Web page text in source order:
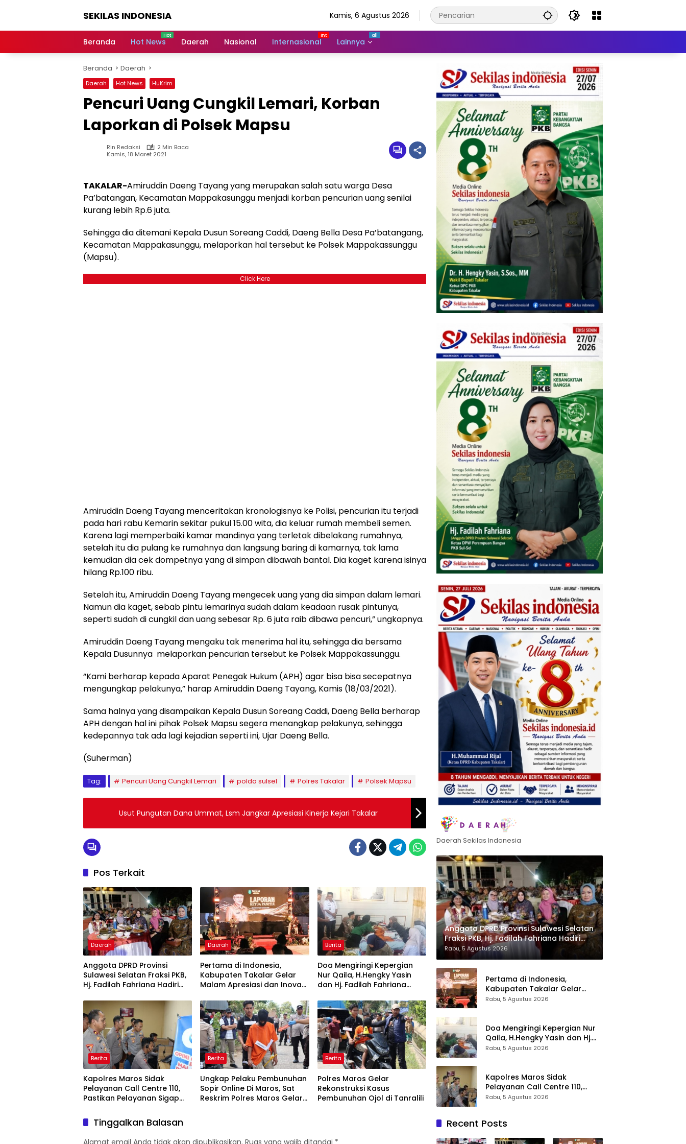
SEKILAS INDONESIA
Terkini,
Latest
World,
Headlines,
News
Kamis, 6 Agustus 2026
Beranda Hot News Daerah Nasional Internasional Lainnya
Beranda Daerah
Daerah Hot News HuKrim
Pencuri Uang Cungkil Lemari, Korban
Laporkan di Polsek Mapsu
Rin Redaksi
2 Min Baca
Kamis, 18 Maret 2021
TAKALAR-Amiruddin Daeng Tayang yang merupakan salah satu warga Desa
Pa’batangan, Kecamatan Mappakasunggu menjadi korban pencurian uang senilai
kurang lebih Rp.6 juta.
Sehingga dia ditemani Kepala Dusun Soreang Caddi, Daeng Bella Desa Pa’batangang,
Kecamatan Mappakasunggu, melaporkan hal tersebut ke Polsek Mappakassunggu
(Mapsu).
Click Here
Amiruddin Daeng Tayang menceritakan kronologisnya ke Polisi, pencurian itu terjadi
pada hari rabu Kemarin sekitar pukul 15.00 wita, dia keluar rumah membeli semen.
Karena lagi memperbaiki kamar mandinya yang terletak dibelakang rumahnya,
setelah itu dia pulang ke rumahnya dan langsung baring di kamarnya, tak lama
kemudian dia cek dompetnya yang di simpan dibawah bantal. Dia kaget karena isinya
hilang Rp.100 ribu.
Setelah itu, Amiruddin Daeng Tayang mengecek uang yang dia simpan dalam lemari.
Namun dia kaget, sebab pintu lemarinya sudah dalam keadaan rusak pintunya,
seperti sudah di cungkil dan uang sebesar Rp. 6 juta raib dibawa pencuri,” ungkapnya.
Amiruddin Daeng Tayang mengaku tak menerima hal itu, sehingga dia bersama
Kepala Dusunnya melaporkan pencurian tersebut ke Polsek Mappakassunggu.
“Kami berharap kepada Aparat Penegak Hukum (APH) agar bisa bisa secepatnya
mengungkap pelakunya,” harap Amiruddin Daeng Tayang, Kamis (18/03/2021).
Sama halnya yang disampaikan Kepala Dusun Soreang Caddi, Daeng Bella berharap
APH dengan hal ini pihak Polsek Mapsu segera menangkap pelakunya, sehingga
kedepannya tak ada lagi kejadian seperti ini, Ujar Daeng Bella.
(Suherman)
Tag: Pencuri Uang Cungkil Lemari polda sulsel Polres Takalar Polsek Mapsu
Usut Pungutan Dana Ummat, Lsm Jangkar Apresiasi Kinerja Kejari Takalar
Pos Terkait
Daerah
Anggota DPRD Provinsi
Sulawesi Selatan Fraksi PKB,
Hj. Fadilah Fahriana Hadiri
Menyalakan Lentera
Pengabdian Melalui Malam
Apresiasi dan Inovasi Award
2026
Daerah
Pertama di Indonesia,
Kabupaten Takalar Gelar
Malam Apresiasi dan Inovasi
Penghargaan bagi Pelayan
Publik Berprestasi
Berita
Doa Mengiringi Kepergian
Nur Qaila, H.Hengky Yasin
dan Hj. Fadilah Fahriana
Berita
Kapolres Maros Sidak
Pelayanan Call Centre 110,
Pastikan Pelayanan Sigap
Berita
Ungkap Pelaku Pembunuhan
Sopir Online Di Maros, Sat
Reskrim Polres Maros Gelar
Berita
Polres Maros Gelar
Rekonstruksi Kasus
Pembunuhan Ojol di Tanralili
Tinggalkan Balasan
Daerah Sekilas Indonesia
Anggota DPRD Provinsi Sulawesi Selatan
Fraksi PKB, Hj. Fadilah Fahriana Hadiri
Dan Beri Apresiasi : Takalar Menyalakan
Lentera Pengabdian Melalui Malam
Apresiasi dan Inovasi Award 2026
Rabu, 5 Agustus 2026
Pertama di Indonesia,
Kabupaten Takalar Gelar
Malam Apresiasi dan Inovasi
Publik Berprestasi
Rabu, 5 Agustus 2026
Doa Mengiringi Kepergian Nur
Qaila, H.Hengky Yasin dan Hj.
Fadilah Fahriana Hadir
Rabu, 5 Agustus 2026
Kapolres Maros Sidak
Pelayanan Call Centre 110,
Pastikan Pelayanan Sigap Dan
Rabu, 5 Agustus 2026
Recent Posts